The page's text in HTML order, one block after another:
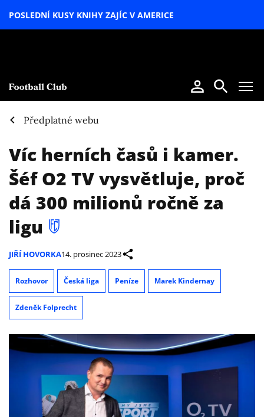
POSLEDNÍ KUSY KNIHY ZAJÍC V AMERICE
Předplatné webu
Víc herních časů i kamer.
Šéf O2 TV vysvětluje, proč
dá 300 milionů ročně za
ligu
JIŘÍ HOVORKA14. prosinec 2023
Rozhovor Česká liga Peníze Marek Kindernay
Zdeněk Folprecht